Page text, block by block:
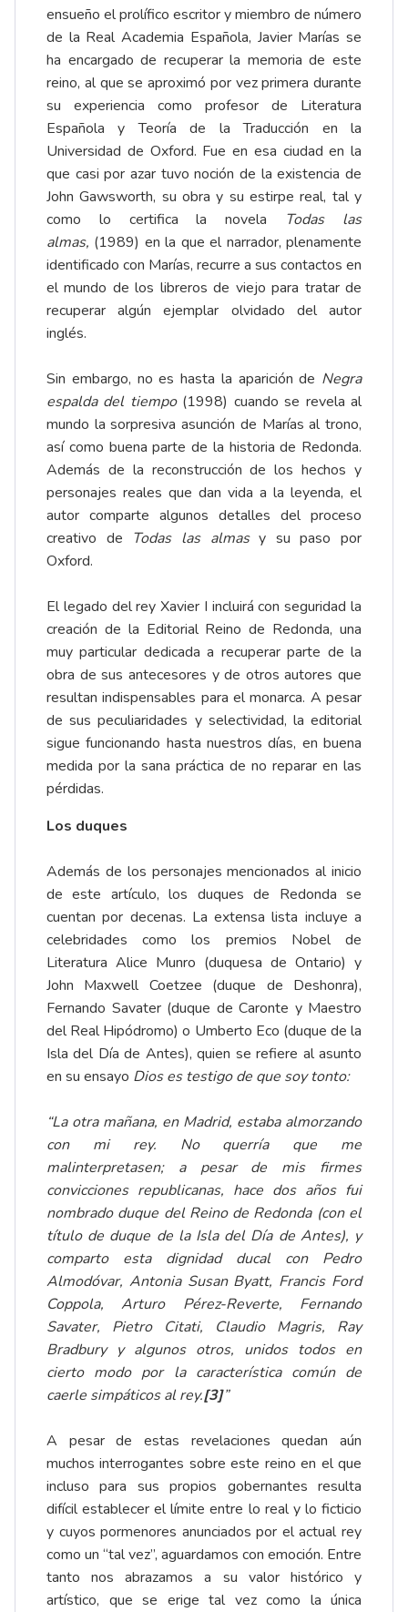
ensueño el prolífico escritor y miembro de número
de la Real Academia Española, Javier Marías se
ha encargado de recuperar la memoria de este
reino, al que se aproximó por vez primera durante
su experiencia como profesor de Literatura
Española y Teoría de la Traducción en la
Universidad de Oxford. Fue en esa ciudad en la
que casi por azar tuvo noción de la existencia de
John Gawsworth, su obra y su estirpe real, tal y
como lo certifica la novela Todas las
almas, (1989) en la que el narrador, plenamente
identificado con Marías, recurre a sus contactos en
el mundo de los libreros de viejo para tratar de
recuperar algún ejemplar olvidado del autor
inglés.
Sin embargo, no es hasta la aparición de Negra
espalda del tiempo(1998) cuando se revela al
mundo la sorpresiva asunción de Marías al trono,
así como buena parte de la historia de Redonda.
Además de la reconstrucción de los hechos y
personajes reales que dan vida a la leyenda, el
autor comparte algunos detalles del proceso
creativo de Todas las almasy su paso por
Oxford.
El legado del rey Xavier I incluirá con seguridad la
creación de la Editorial Reino de Redonda, una
muy particular dedicada a recuperar parte de la
obra de sus antecesores y de otros autores que
resultan indispensables para el monarca. A pesar
de sus peculiaridades y selectividad, la editorial
sigue funcionando hasta nuestros días, en buena
medida por la sana práctica de no reparar en las
pérdidas.
Los duques
Además de los personajes mencionados al inicio
de este artículo, los duques de Redonda se
cuentan por decenas. La extensa lista incluye a
celebridades como los premios Nobel de
Literatura Alice Munro (duquesa de Ontario) y
John Maxwell Coetzee (duque de Deshonra),
Fernando Savater (duque de Caronte y Maestro
del Real Hipódromo) o Umberto Eco (duque de la
Isla del Día de Antes), quien se refiere al asunto
en su ensayo Dios es testigo de que soy tonto:
“La otra mañana, en Madrid, estaba almorzando
con mi rey. No querría que me
malinterpretasen; a pesar de mis firmes
convicciones republicanas, hace dos años fui
nombrado duque del Reino de Redonda (con el
título de duque de la Isla del Día de Antes), y
comparto esta dignidad ducal con Pedro
Almodóvar, Antonia Susan Byatt, Francis Ford
Coppola, Arturo Pérez-Reverte, Fernando
Savater, Pietro Citati, Claudio Magris, Ray
Bradbury y algunos otros, unidos todos en
cierto modo por la característica común de
caerle simpáticos al rey.[3]”
A pesar de estas revelaciones quedan aún
muchos interrogantes sobre este reino en el que
incluso para sus propios gobernantes resulta
difícil establecer el límite entre lo real y lo ficticio
y cuyos pormenores anunciados por el actual rey
como un “tal vez”, aguardamos con emoción. Entre
tanto nos abrazamos a su valor histórico y
artístico, que se erige tal vez como la única